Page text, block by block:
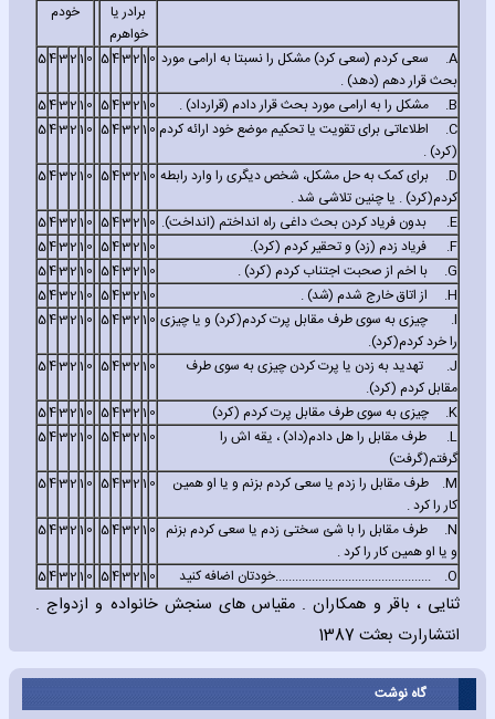
برادر یا
خواهرم
خودم
A.
سعی کردم (سعی کرد) مشکل را نسبتا به ارامی مورد
بحث قرار دهم (دهد) .
0
1
2
3
4
5
0
1
2
3
4
5
B. مشکل را به ارامی مورد بحث قرار دادم (قرارداد) . 0
1
2
3
4
5
0
1
2
3
4
5
C.
اطلاعاتی برای تقویت یا تحکیم موضع خود ارائه کردم
(کرد) .
0
1
2
3
4
5
0
1
2
3
4
5
D.
برای کمک به حل مشکل، شخص دیگری را وارد رابطه
کردم(کرد) . یا چنین تلاشی شد .
0
1
2
3
4
5
0
1
2
3
4
5
E. بدون فریاد کردن بحث داغی راه انداختم (انداخت). 0
1
2
3
4
5
0
1
2
3
4
5
F.
فریاد زدم (زد) و تحقیر کردم (کرد). 0
1
2
3
4
5
0
1
2
3
4
5
G.
با اخم از صحبت اجتناب کردم (کرد) . 0
1
2
3
4
5
0
1
2
3
4
5
H.
از اتاق خارج شدم (شد) . 0
1
2
3
4
5
0
1
2
3
4
5
I.
چیزی به سوی طرف مقابل پرت کردم(کرد) و یا چیزی
را خرد کردم(کرد).
0
1
2
3
4
5
0
1
2
3
4
5
J.
تهدید به زدن یا پرت کردن چیزی به سوی طرف
مقابل کردم (کرد).
0
1
2
3
4
5
0
1
2
3
4
5
K. چیزی به سوی طرف مقابل پرت کردم (کرد) 0
1
2
3
4
5
0
1
2
3
4
5
L.
طرف مقابل را هل دادم(داد) ، یقه اش را
گرفتم(گرفت)
0
1
2
3
4
5
0
1
2
3
4
5
M.
طرف مقابل را زدم یا سعی کردم بزنم و یا او همین
کار را کرد .
0
1
2
3
4
5
0
1
2
3
4
5
N.
طرف مقابل را با شئ سختی زدم یا سعی کردم بزنم
و یا او همین کار را کرد .
0
1
2
3
4
5
0
1
2
3
4
5
O. ...............................................خودتان اضافه کنید 0
1
2
3
4
5
0
1
2
3
4
5
ثنایی ، باقر و همکاران . مقیاس های سنجش خانواده و ازدواج .
انتشارارت بعثت 1387
گاه نوشت